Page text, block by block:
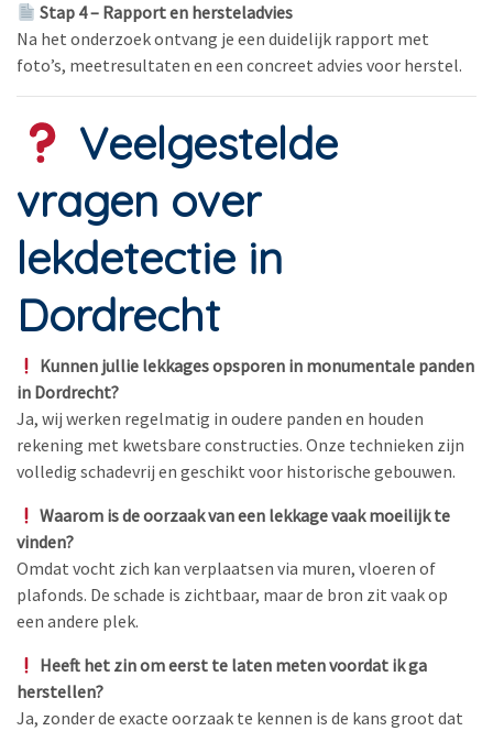
Stap 4 – Rapport en hersteladvies
Na het onderzoek ontvang je een duidelijk rapport met
foto’s, meetresultaten en een concreet advies voor herstel.
Veelgestelde
vragen over
lekdetectie in
Dordrecht
Kunnen jullie lekkages opsporen in monumentale panden
in Dordrecht?
Ja, wij werken regelmatig in oudere panden en houden
rekening met kwetsbare constructies. Onze technieken zijn
volledig schadevrij en geschikt voor historische gebouwen.
Waarom is de oorzaak van een lekkage vaak moeilijk te
vinden?
Omdat vocht zich kan verplaatsen via muren, vloeren of
plafonds. De schade is zichtbaar, maar de bron zit vaak op
een andere plek.
Heeft het zin om eerst te laten meten voordat ik ga
herstellen?
Ja, zonder de exacte oorzaak te kennen is de kans groot dat